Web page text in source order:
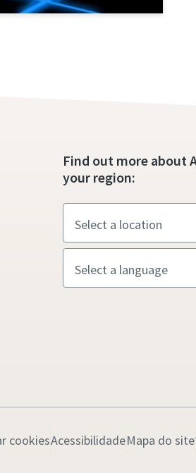
Find out more about
your region:
cookiesAcessibilidadeMapa do site